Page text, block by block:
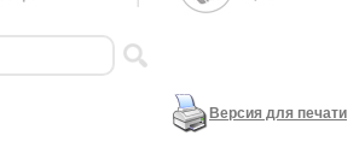
Версия для печати